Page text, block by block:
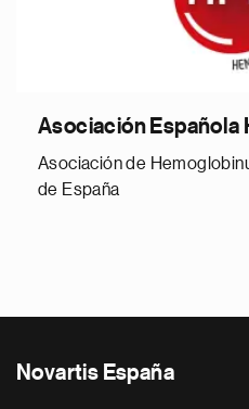
Asociación Española
Asociación de
de España
Novartis España